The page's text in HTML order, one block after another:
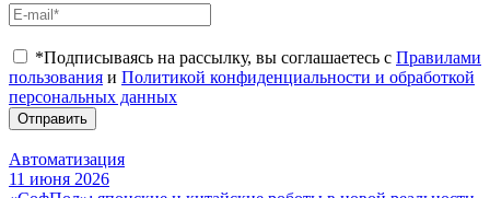
*Подписываясь на рассылку, вы соглашаетесь с Правилами
пользования и Политикой конфиденциальности и обработкой
персональных данных
Отправить
Автоматизация
11 июня 2026